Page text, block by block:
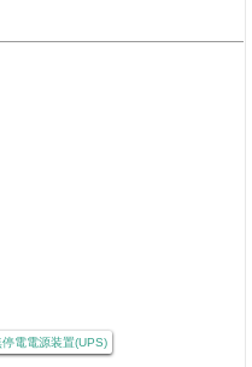
停電電源装置(UPS)